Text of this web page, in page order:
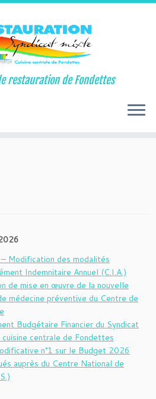
restauration de Fondettes
– Modification des modalités
Indemnitaire Annuel (C.I.A.)
de mise en œuvre de la nouvelle
médecine préventive du Centre de
Budgétaire Financier du Syndicat
centrale de Fondettes
n°1 sur le Budget 2026
auprès du Centre National de